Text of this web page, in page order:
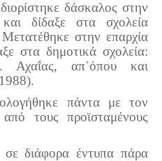
δάσκαλος στην
δίδαξε στα σχολεία
στην επαρχία
στα δημοτικά σχολεία:
απ΄όπου και
πάντα με τον
τους προϊσταμένους
διάφορα έντυπα πάρα